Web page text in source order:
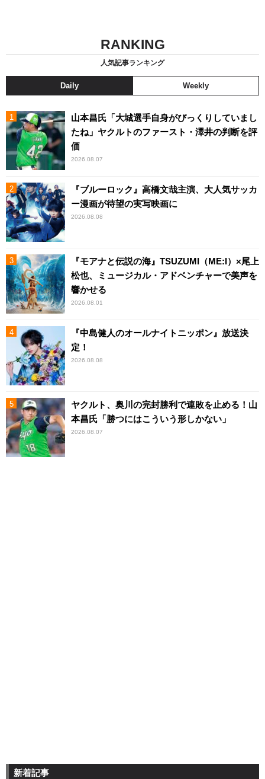
RANKING
人気記事ランキング
Daily Weekly
山本昌氏「大城選手自身がびっくりしていまし
たね」ヤクルトのファースト・澤井の判断を評
価
2026.08.07
『ブルーロック』高橋文哉主演、大人気サッカ
ー漫画が待望の実写映画に
2026.08.08
『モアナと伝説の海』TSUZUMI（ME:I）×尾上
松也、ミュージカル・アドベンチャーで美声を
響かせる
2026.08.01
『中島健人のオールナイトニッポン』放送決
定！
2026.08.08
ヤクルト、奥川の完封勝利で連敗を止める！山
本昌氏「勝つにはこういう形しかない」
2026.08.07
新着記事